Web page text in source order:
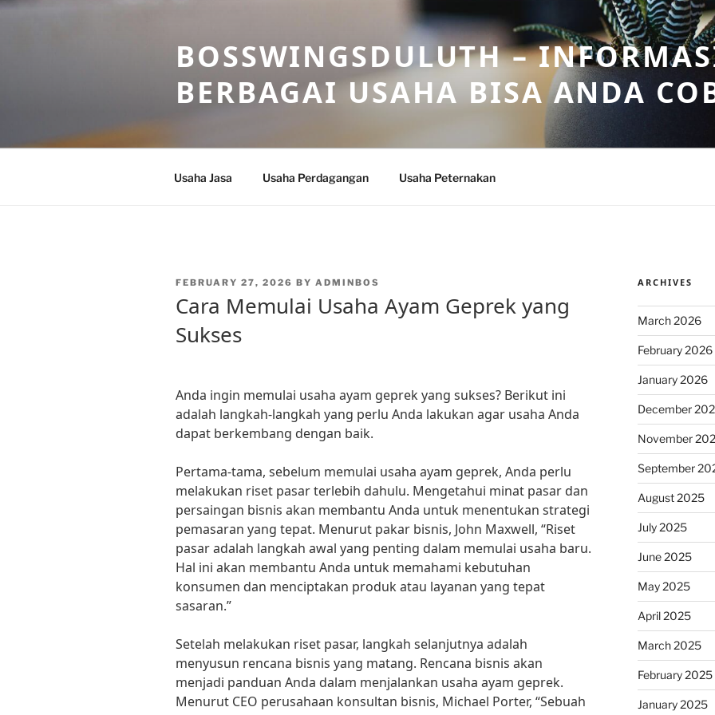
Skip
BOSSWINGSDULUTH –
BERBAGAI USAHA BISA ANDA
Usaha Jasa Usaha Perdagangan Usaha Peternakan
POSTED
FEBRUARY 27, 2026 BY ADMINBOS
Cara Memulai Usaha Ayam Geprek yang
Sukses
Anda ingin memulai usaha ayam geprek yang sukses? Berikut ini
adalah langkah-langkah yang perlu Anda lakukan agar usaha Anda
dapat berkembang dengan baik.
Pertama-tama, sebelum memulai usaha ayam geprek, Anda perlu
melakukan riset pasar terlebih dahulu. Mengetahui minat pasar dan
persaingan bisnis akan membantu Anda untuk menentukan strategi
pemasaran yang tepat. Menurut pakar bisnis, John Maxwell, “Riset
pasar adalah langkah awal yang penting dalam memulai usaha baru.
Hal ini akan membantu Anda untuk memahami kebutuhan
konsumen dan menciptakan produk atau layanan yang tepat
sasaran.”
Setelah melakukan riset pasar, langkah selanjutnya adalah
menyusun rencana bisnis yang matang. Rencana bisnis akan
menjadi panduan Anda dalam menjalankan usaha ayam geprek.
Menurut CEO perusahaan konsultan bisnis, Michael Porter, “Sebuah
ARCHIVES
March 2026
February 2026
January 2026
December
November
September
August 2025
July 2025
June 2025
May 2025
April 2025
March 2025
February 2025
January 2025